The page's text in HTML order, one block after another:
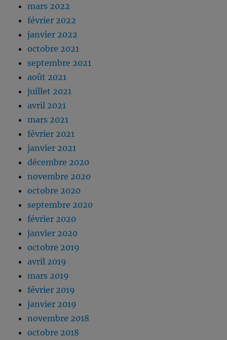
mars 2022
février 2022
janvier 2022
octobre 2021
septembre 2021
août 2021
juillet 2021
avril 2021
mars 2021
février 2021
janvier 2021
décembre 2020
novembre 2020
octobre 2020
septembre 2020
février 2020
janvier 2020
octobre 2019
avril 2019
mars 2019
février 2019
janvier 2019
novembre 2018
octobre 2018